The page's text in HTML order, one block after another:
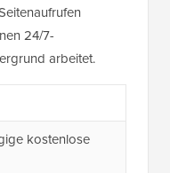
24/7-
arbeitet.
kostenlose